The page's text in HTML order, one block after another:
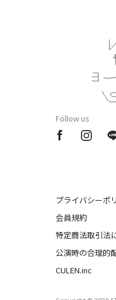
Follow us
プライバシーポ
会員規約
特定商法取引法
公演時の合理的
CULEN.inc